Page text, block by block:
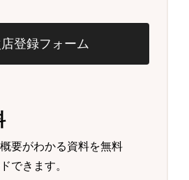
登録フォーム
要がわかる資料を無料
できます。